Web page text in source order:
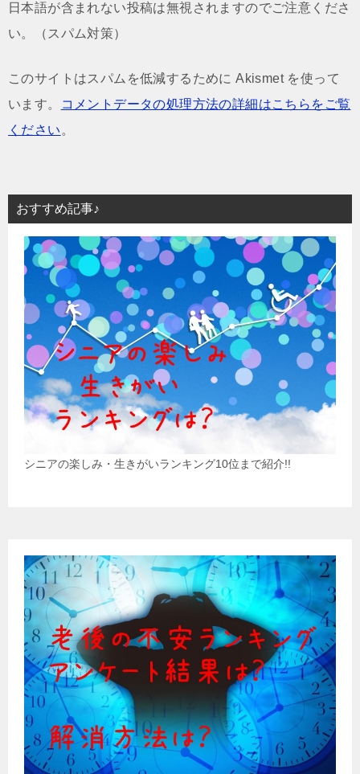
日本語が含まれない投稿は無視されますのでご注意くださ
い。（スパム対策）
このサイトはスパムを低減するために Akismet を使って
います。
コメントデータの処理方法の詳細はこちらをご覧
ください 。
おすすめ記事♪
シニアの楽しみ・生きがいランキング10位まで紹介!!